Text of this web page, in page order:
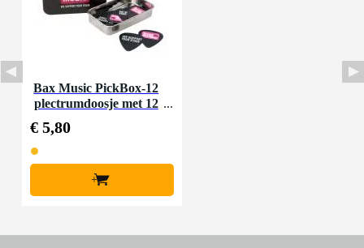
Bax Music PickBox-12
plectrumdoosje met 12
€ 5,80
+